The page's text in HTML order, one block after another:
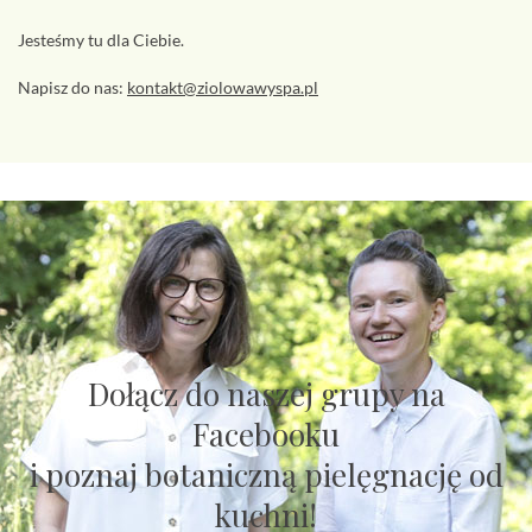
Jesteśmy tu dla Ciebie.
Napisz do nas: kontakt@ziolowawyspa.pl
Dołącz do naszej grupy na
Facebooku
i poznaj botaniczną pielęgnację od
kuchni!